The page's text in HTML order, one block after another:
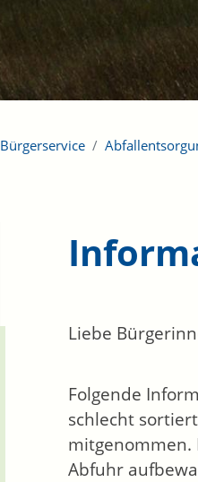
Bürgerservice
Liebe
Folgende
schlecht
mitgenommen.
Abfuhr